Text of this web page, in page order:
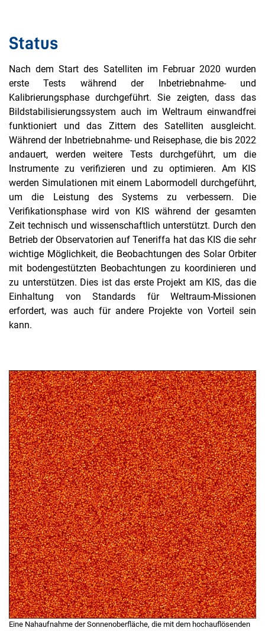
Status
Nach dem Start des Satelliten im Februar 2020 wurden
erste Tests während der Inbetriebnahme- und
Kalibrierungsphase durchgeführt. Sie zeigten, dass das
Bildstabilisierungssystem auch im Weltraum einwandfrei
funktioniert und das Zittern des Satelliten ausgleicht.
Während der Inbetriebnahme- und Reisephase, die bis 2022
andauert, werden weitere Tests durchgeführt, um die
Instrumente zu verifizieren und zu optimieren. Am KIS
werden Simulationen mit einem Labormodell durchgeführt,
um die Leistung des Systems zu verbessern. Die
Verifikationsphase wird von KIS während der gesamten
Zeit technisch und wissenschaftlich unterstützt. Durch den
Betrieb der Observatorien auf Teneriffa hat das KIS die sehr
wichtige Möglichkeit, die Beobachtungen des Solar Orbiter
mit bodengestützten Beobachtungen zu koordinieren und
zu unterstützen. Dies ist das erste Projekt am KIS, das die
Einhaltung von Standards für Weltraum-Missionen
erfordert, was auch für andere Projekte von Vorteil sein
kann.
Eine Nahaufnahme der Sonnenoberfläche, die mit dem hochauflösenden